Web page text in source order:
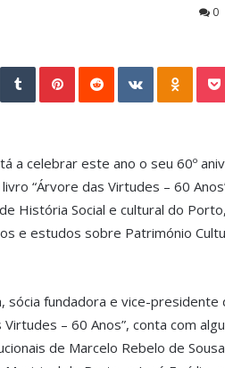
0
StumbleUpon Tumblr VKontakte
a celebrar este ano o seu 60º
“Árvore das Virtudes – 60
História Social e cultural do
e estudos sobre Património
fundadora e vice-presidente
– 60 Anos”, conta com
de Marcelo Rebelo de